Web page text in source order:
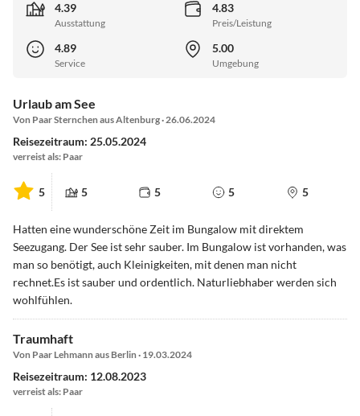
4.39
Ausstattung
4.83
Preis/Leistung
4.89
Service
5.00
Umgebung
Urlaub am See
Von Paar Sternchen aus Altenburg · 26.06.2024
Reisezeitraum: 25.05.2024
verreist als: Paar
5 5 5 5 5
Hatten eine wunderschöne Zeit im Bungalow mit direktem
Seezugang. Der See ist sehr sauber. Im Bungalow ist vorhanden, was
man so benötigt, auch Kleinigkeiten, mit denen man nicht
rechnet.Es ist sauber und ordentlich. Naturliebhaber werden sich
wohlfühlen.
Traumhaft
Von Paar Lehmann aus Berlin · 19.03.2024
Reisezeitraum: 12.08.2023
verreist als: Paar